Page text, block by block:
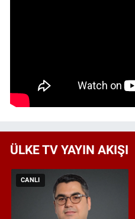
ÜLKE TV YAYIN AKIŞI
CANLI